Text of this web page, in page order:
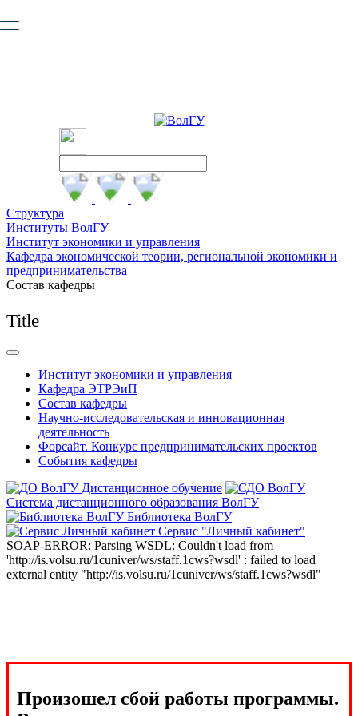
безопасную работу с сайтом. Пожалуйста
Структура
Институты ВолГУ
Институт экономики и управления
Кафедра экономической теории, региональной экономики и
предпринимательства
Состав кафедры
Title
Институт экономики и управления
Кафедра ЭТРЭиП
Состав кафедры
Научно-исследовательская и инновационная
деятельность
Форсайт. Конкурс предпринимательских проектов
События кафедры
Дистанционное обучение
Система дистанционного образования ВолГУ
Библиотека ВолГУ
Сервис "Личный кабинет"
SOAP-ERROR: Parsing WSDL: Couldn't load from
'http://is.volsu.ru/1cuniver/ws/staff.1cws?wsdl' : failed to load
external entity "http://is.volsu.ru/1cuniver/ws/staff.1cws?wsdl"
Произошел сбой работы программы.